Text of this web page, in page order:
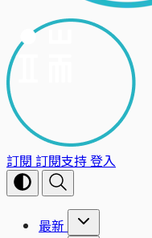
訂閱 訂閱支持登入
最新